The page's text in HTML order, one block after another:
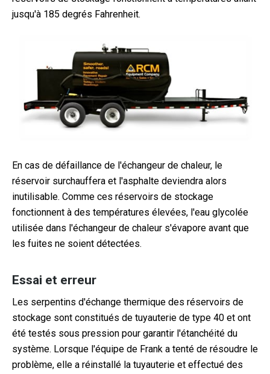
jusqu'à 185 degrés Fahrenheit.
En cas de défaillance de l'échangeur de chaleur, le
réservoir surchauffera et l'asphalte deviendra alors
inutilisable. Comme ces réservoirs de stockage
fonctionnent à des températures élevées, l'eau glycolée
utilisée dans l'échangeur de chaleur s'évapore avant que
les fuites ne soient détectées.
Essai et erreur
Les serpentins d'échange thermique des réservoirs de
stockage sont constitués de tuyauterie de type 40 et ont
été testés sous pression pour garantir l'étanchéité du
système. Lorsque l'équipe de Frank a tenté de résoudre le
problème, elle a réinstallé la tuyauterie et effectué des